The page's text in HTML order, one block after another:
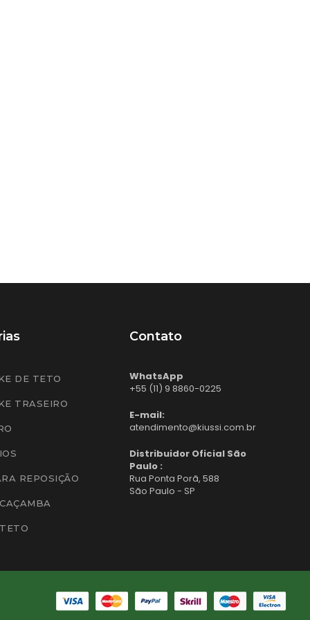
DE TETO
TRASEIRO
REPOSIÇÃO
Contato
WhatsApp
+55 (11) 9 8860-0225
E-mail:
atendimento@kiussi.com.br
Distribuidor Oficial São
Paulo :
Rua Ponta Porã, 588
São Paulo - SP